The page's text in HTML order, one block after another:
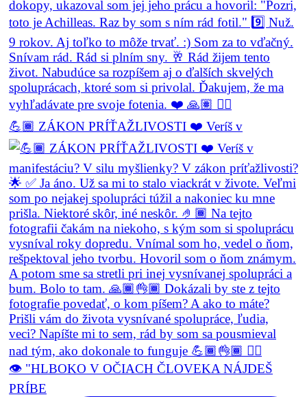
💪🏾 ZÁKON PRÍŤAŽLIVOSTI ❤️ Veríš v
👁️ "HLBOKO V OČIACH ČLOVEKA NÁJDEŠ
PRÍBE